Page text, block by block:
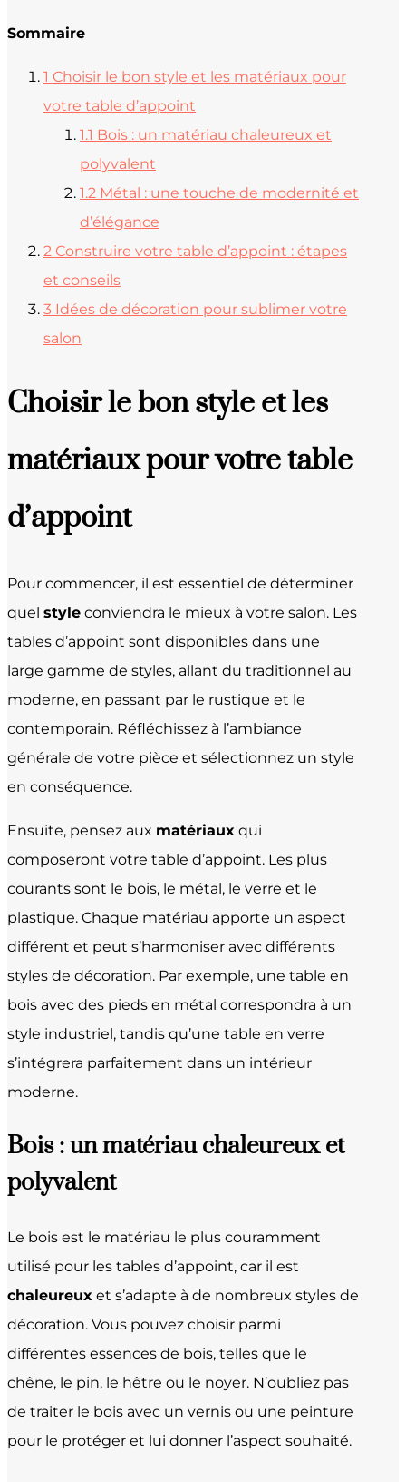
Sommaire
1 Choisir le bon style et les matériaux pour
votre table d’appoint
1.1 Bois : un matériau chaleureux et
polyvalent
1.2 Métal : une touche de modernité et
d’élégance
2 Construire votre table d’appoint : étapes
et conseils
3 Idées de décoration pour sublimer votre
salon
Choisir le bon style et les
matériaux pour votre table
d’appoint
Pour commencer, il est essentiel de déterminer
quel style conviendra le mieux à votre salon. Les
tables d’appoint sont disponibles dans une
large gamme de styles, allant du traditionnel au
moderne, en passant par le rustique et le
contemporain. Réfléchissez à l’ambiance
générale de votre pièce et sélectionnez un style
en conséquence.
Ensuite, pensez aux matériaux qui
composeront votre table d’appoint. Les plus
courants sont le bois, le métal, le verre et le
plastique. Chaque matériau apporte un aspect
différent et peut s’harmoniser avec différents
styles de décoration. Par exemple, une table en
bois avec des pieds en métal correspondra à un
style industriel, tandis qu’une table en verre
s’intégrera parfaitement dans un intérieur
moderne.
Bois : un matériau chaleureux et
polyvalent
Le bois est le matériau le plus couramment
utilisé pour les tables d’appoint, car il est
chaleureux et s’adapte à de nombreux styles de
décoration. Vous pouvez choisir parmi
différentes essences de bois, telles que le
chêne, le pin, le hêtre ou le noyer. N’oubliez pas
de traiter le bois avec un vernis ou une peinture
pour le protéger et lui donner l’aspect souhaité.